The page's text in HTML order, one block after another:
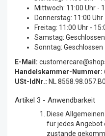
Mittwoch: 11:00 Uhr -
Donnerstag: 11:00 Uhr
Freitag: 11:00 Uhr -
Samstag: Geschlossen
Sonntag: Geschlossen
E-Mail:
Handelskammer-Nummer:
USt-IdNr.: NL
Artikel 3 - Anwendbarkeit
Diese
für jedes Angebot
zustande